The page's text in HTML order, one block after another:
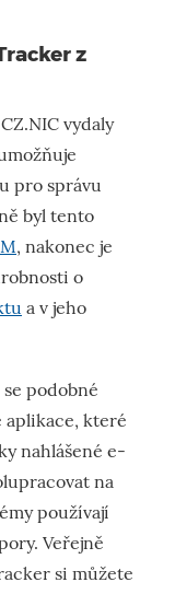
z
vydaly
pro správu
byl tento
, nakonec je
o
a v jeho
podobné
aplikace, které
nahlášené e-
na
používají
Veřejně
si můžete